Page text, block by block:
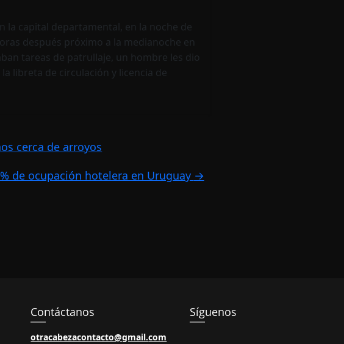
la capital departamental, en la noche de
después próximo a la medianoche en
tareas de patrullaje, un hombre les dio
libreta de circulación y licencia de
cerca de arroyos
de ocupación hotelera en Uruguay →
Contáctanos
otracabezacontacto@gmail.com
Síguenos